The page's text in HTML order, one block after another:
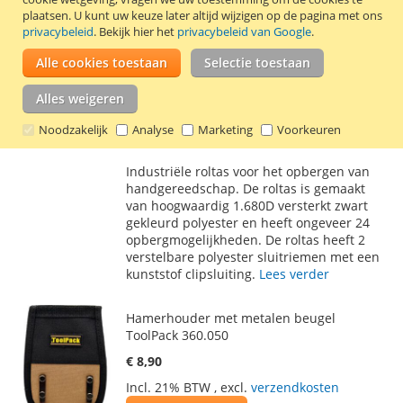
plaatsen. U kunt uw keuze later altijd wijzigen op de pagina met ons
privacybeleid. Bekijk hier het privacybeleid van Google.
Alle cookies toestaan Selectie toestaan
Alles weigeren
Noodzakelijk Analyse Marketing Voorkeuren
clipsluiting ToolPack 360.080
€ 11,50
Incl. 21% BTW, excl.verzendkosten
VOEG
AAN
VERLANGLIJST
TOEVOEGEN
TE
VERGELIJKEN
Industriële roltas voor het opbergen van
handgereedschap. De roltas is gemaakt
van hoogwaardig 1.680D versterkt zwart
gekleurd polyester en heeft ongeveer 24
opbergmogelijkheden. De roltas heeft 2
verstelbare polyester sluitriemen met een
kunststof clipsluiting. Lees verder
Hamerhouder met metalen beugel
ToolPack 360.050
€ 8,90
Incl. 21% BTW , excl. verzendkosten